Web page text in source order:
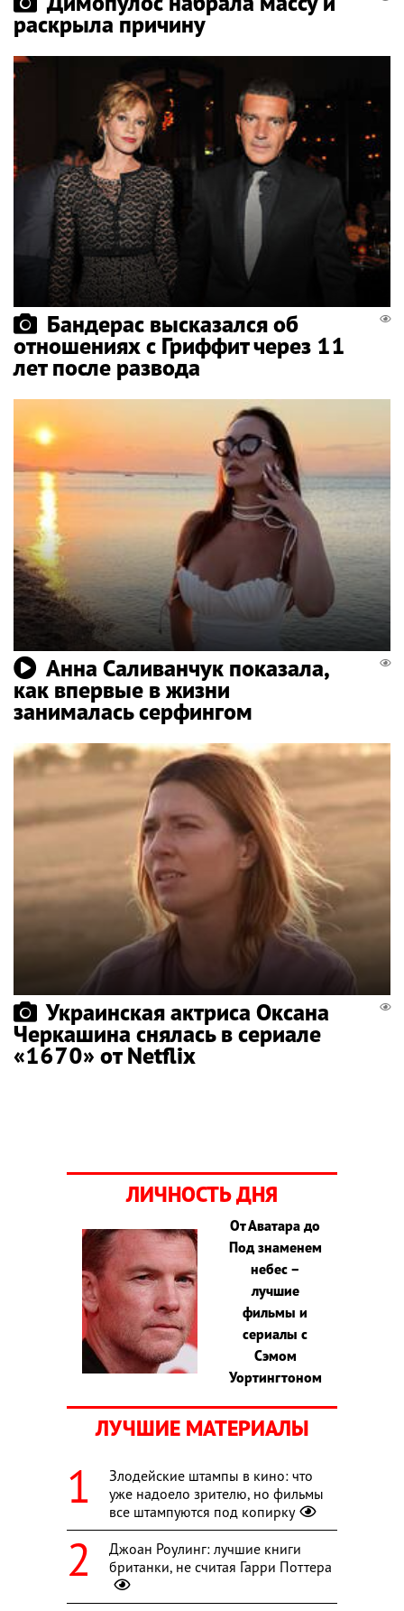
раскрыла причину
Бандерас высказался об
отношениях с Гриффит через 11
лет после развода
Анна Саливанчук показала,
как впервые в жизни
занималась серфингом
Украинская актриса Оксана
Черкашина снялась в сериале
«1670» от Netflix
ЛИЧНОСТЬ ДНЯ
От Аватара до
Под знаменем
небес –
лучшие
фильмы и
сериалы с
Сэмом
Уортингтоном
ЛУЧШИЕ МАТЕРИАЛЫ
Злодейские штампы в кино: что
уже надоело зрителю, но фильмы
все штампуются под копирку
Джоан Роулинг: лучшие книги
британки, не считая Гарри Поттера